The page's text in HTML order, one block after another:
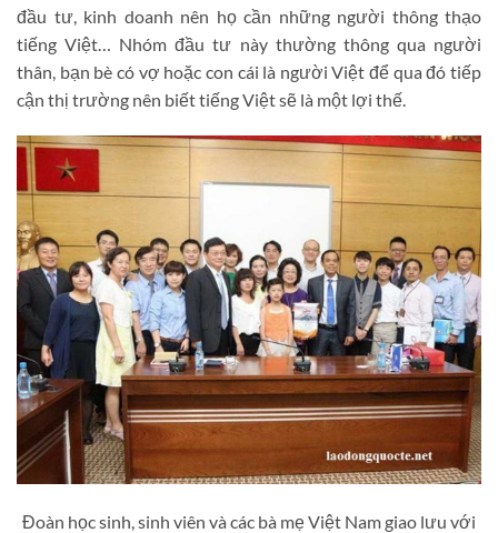
đầu tư, kinh doanh nên họ cần những người thông thạo
tiếng Việt… Nhóm đầu tư này thường thông qua người
thân, bạn bè có vợ hoặc con cái là người Việt để qua đó tiếp
cận thị trường nên biết tiếng Việt sẽ là một lợi thế.
Đoàn học sinh, sinh viên và các bà mẹ Việt Nam giao lưu với